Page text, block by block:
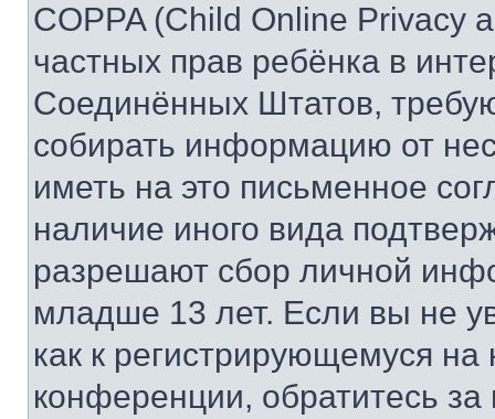
COPPA (Child Online Privacy
частных прав ребёнка в
Соединённых Штатов,
собирать информацию от
иметь на это письменное
наличие иного вида
разрешают сбор личной
младше 13 лет. Если вы не
как к регистрирующемуся
конференции, обратитесь